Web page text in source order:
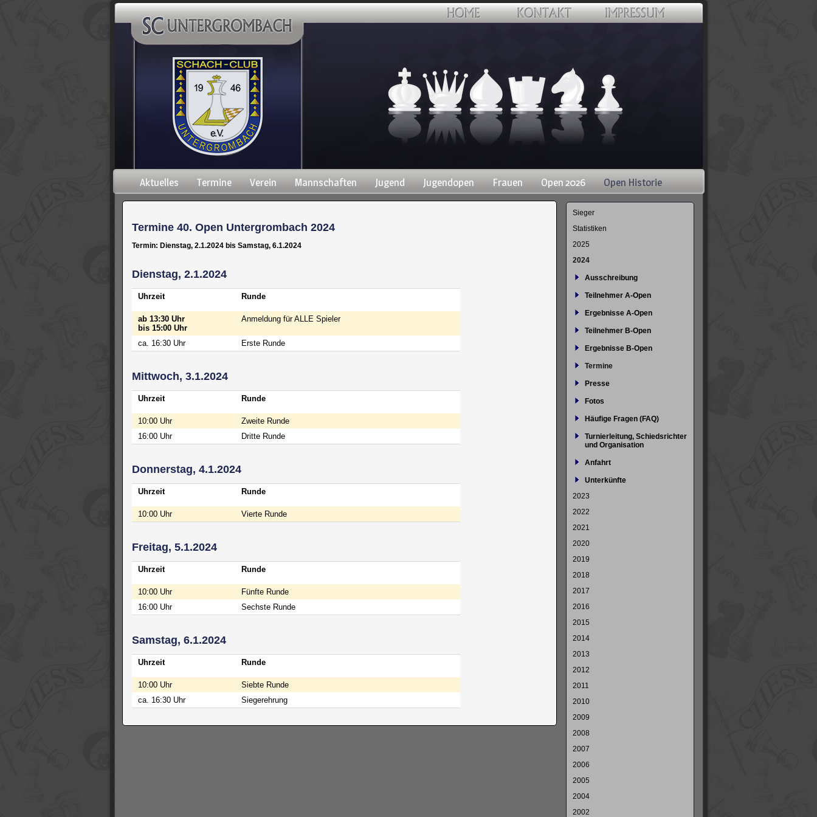
Navigation
überspringen
Aktuelles Termine Verein Mannschaften Jugend Jugendopen Frauen Open 2026 Open Historie
Termine 40. Open Untergrombach 2024
Termin: Dienstag, 2.1.2024 bis Samstag, 6.1.2024
Dienstag, 2.1.2024
Uhrzeit Runde
ab 13:30 Uhr
bis 15:00 Uhr
Anmeldung für ALLE Spieler
ca. 16:30 Uhr Erste Runde
Mittwoch, 3.1.2024
Uhrzeit Runde
10:00 Uhr
Zweite Runde
16:00 Uhr
Dritte Runde
Donnerstag, 4.1.2024
Uhrzeit Runde
10:00 Uhr Vierte Runde
Freitag, 5.1.2024
Uhrzeit Runde
10:00 Uhr
Fünfte Runde
16:00 Uhr
Sechste Runde
Samstag, 6.1.2024
Uhrzeit Runde
10:00 Uhr
Siebte Runde
ca. 16:30 Uhr
Siegerehrung
Navigation
Sieger
Statistiken
2025
2024
Ausschreibung
Teilnehmer A-Open
Ergebnisse A-Open
Teilnehmer B-Open
Ergebnisse B-Open
Termine
Presse
Fotos
Häufige Fragen (FAQ)
Turnierleitung, Schiedsrichter
und Organisation
Anfahrt
Unterkünfte
2023
2022
2021
2020
2019
2018
2017
2016
2015
2014
2013
2012
2011
2010
2009
2008
2007
2006
2005
2004
2002